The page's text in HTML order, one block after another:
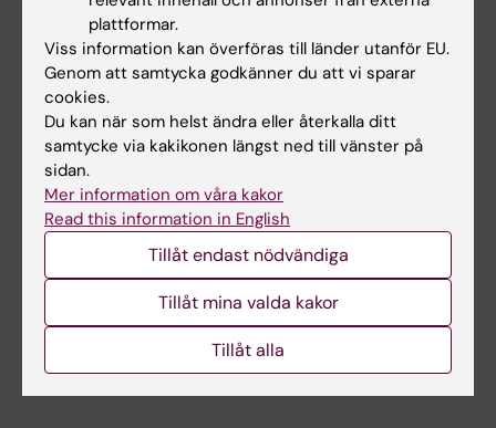
Student
Ladok
Canvas
Schema
Studentmejlen
Kurs- och programwebbar
Student på KI
plattformar.
Viss information kan överföras till länder utanför EU.
Genom att samtycka godkänner du att vi sparar
cookies.
Du kan när som helst ändra eller återkalla ditt
samtycke via kakikonen längst ned till vänster på
sidan.
Mer information om våra kakor
Read this information in English
Tillåt endast nödvändiga
Tillåt mina valda kakor
Tillåt alla